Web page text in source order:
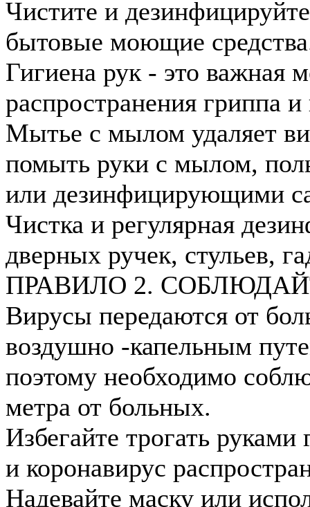
Чистите и
бытовые моющие
Гигиена рук - это важная
распространения гриппа
Мытье с мылом удаляет
помыть руки с мылом,
или дезинфицирующими
Чистка и регулярная
дверных ручек, стульев,
ПРАВИЛО 2.
Вирусы передаются от
воздушно -капельным
поэтому необходимо
метра от больных.
Избегайте трогать
и коронавирус
Надевайте маску или